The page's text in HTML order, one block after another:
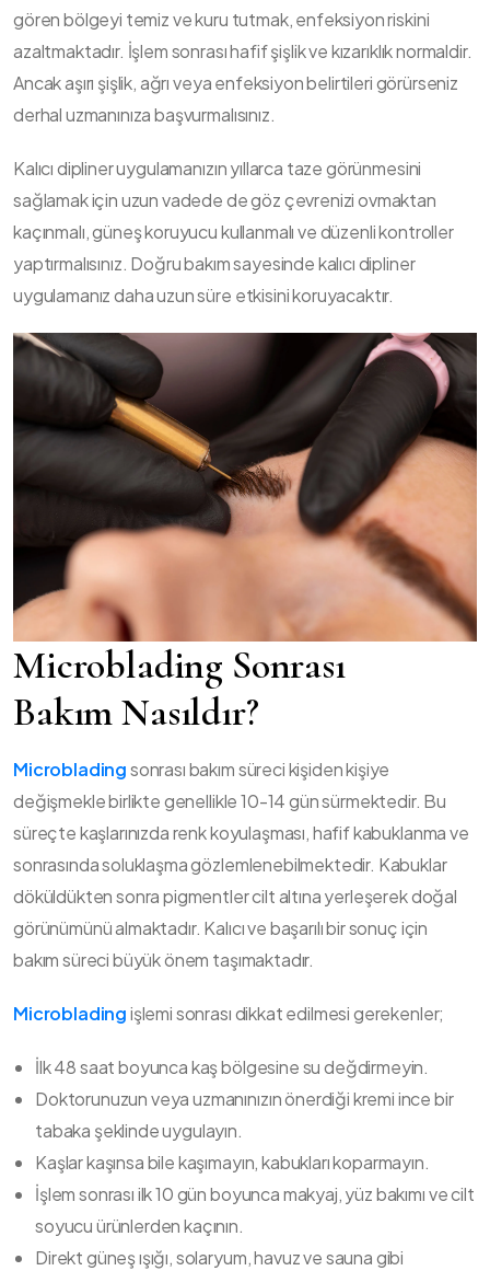
gören bölgeyi temiz ve kuru tutmak, enfeksiyon riskini
azaltmaktadır. İşlem sonrası hafif şişlik ve kızarıklık normaldir.
Ancak aşırı şişlik, ağrı veya enfeksiyon belirtileri görürseniz
derhal uzmanınıza başvurmalısınız.
Kalıcı dipliner uygulamanızın yıllarca taze görünmesini
sağlamak için uzun vadede de göz çevrenizi ovmaktan
kaçınmalı, güneş koruyucu kullanmalı ve düzenli kontroller
yaptırmalısınız. Doğru bakım sayesinde kalıcı dipliner
uygulamanız daha uzun süre etkisini koruyacaktır.
Microblading Sonrası
Bakım Nasıldır?
Microbladingsonrası bakım süreci kişiden kişiye
değişmekle birlikte genellikle 10-14 gün sürmektedir. Bu
süreçte kaşlarınızda renk koyulaşması, hafif kabuklanma ve
sonrasında soluklaşma gözlemlenebilmektedir. Kabuklar
döküldükten sonra pigmentler cilt altına yerleşerek doğal
görünümünü almaktadır. Kalıcı ve başarılı bir sonuç için
bakım süreci büyük önem taşımaktadır.
Microbladingişlemi sonrası dikkat edilmesi gerekenler;
İlk 48 saat boyunca kaş bölgesine su değdirmeyin.
Doktorunuzun veya uzmanınızın önerdiği kremi ince bir
tabaka şeklinde uygulayın.
Kaşlar kaşınsa bile kaşımayın, kabukları koparmayın.
İşlem sonrası ilk 10 gün boyunca makyaj, yüz bakımı ve cilt
soyucu ürünlerden kaçının.
Direkt güneş ışığı, solaryum, havuz ve sauna gibi